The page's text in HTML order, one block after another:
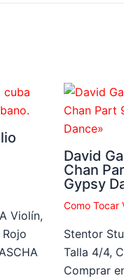
Violín,
David
Chan
Gypsy
Como Tocar
Stentor
Talla 4/4,
Comprar